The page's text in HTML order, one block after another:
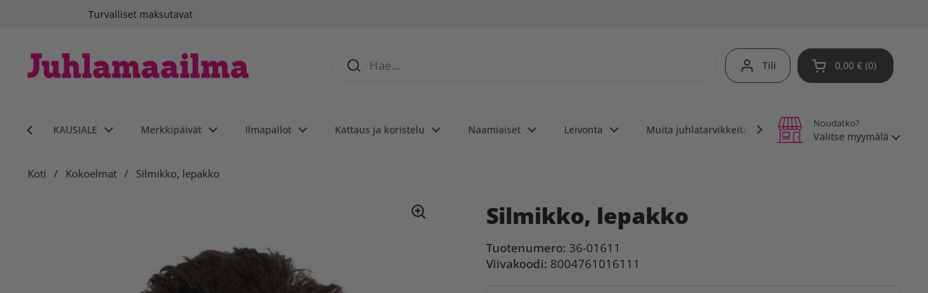
Turvalliset maksutavat
Tili Avaa ostoskori
0,00 € 0
KAUSIALE Merkkipäivät Ilmapallot Kattaus ja koristelu Naamiaiset Leivonta Muita juhlatarvikkeita Teemajuhlat
Noudatko?
Valitse myymälä
Koti / Kokoelmat / Silmikko, lepakko
Silmikko, lepakko
Tuotenumero: 36-01611
Viivakoodi: 8004761016111